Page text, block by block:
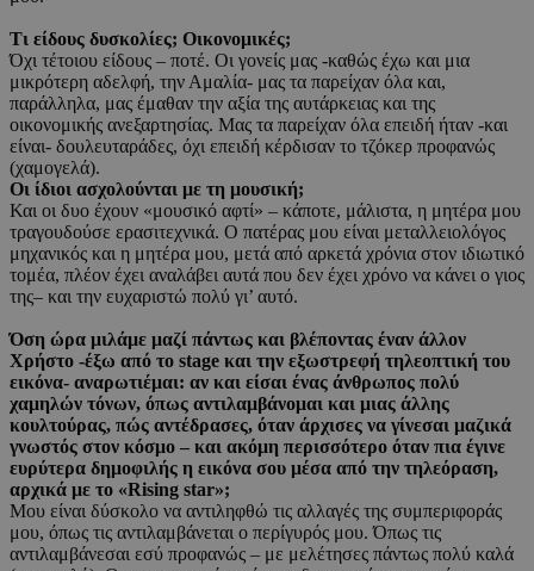
Τι είδους δυσκολίες; Οικονομικές;
Όχι τέτοιου είδους – ποτέ. Οι γονείς μας -καθώς έχω και μια
μικρότερη αδελφή, την Αμαλία- μας τα παρείχαν όλα και,
παράλληλα, μας έμαθαν την αξία της αυτάρκειας και της
οικονομικής ανεξαρτησίας. Μας τα παρείχαν όλα επειδή ήταν -και
είναι- δουλευταράδες, όχι επειδή κέρδισαν το τζόκερ προφανώς
(χαμογελά).
Οι ίδιοι ασχολούνται με τη μουσική;
Και οι δυο έχουν «μουσικό αφτί» – κάποτε, μάλιστα, η μητέρα μου
τραγουδούσε ερασιτεχνικά. Ο πατέρας μου είναι μεταλλειολόγος
μηχανικός και η μητέρα μου, μετά από αρκετά χρόνια στον ιδιωτικό
τομέα, πλέον έχει αναλάβει αυτά που δεν έχει χρόνο να κάνει ο γιος
της– και την ευχαριστώ πολύ γι’ αυτό.
Όση ώρα μιλάμε μαζί πάντως και βλέποντας έναν άλλον
Χρήστο -έξω από το stage και την εξωστρεφή τηλεοπτική του
εικόνα- αναρωτιέμαι: αν και είσαι ένας άνθρωπος πολύ
χαμηλών τόνων, όπως αντιλαμβάνομαι και μιας άλλης
κουλτούρας, πώς αντέδρασες, όταν άρχισες να γίνεσαι μαζικά
γνωστός στον κόσμο – και ακόμη περισσότερο όταν πια έγινε
ευρύτερα δημοφιλής η εικόνα σου μέσα από την τηλεόραση,
αρχικά με το «Rising star»;
Μου είναι δύσκολο να αντιληφθώ τις αλλαγές της συμπεριφοράς
μου, όπως τις αντιλαμβάνεται ο περίγυρός μου. Όπως τις
αντιλαμβάνεσαι εσύ προφανώς – με μελέτησες πάντως πολύ καλά